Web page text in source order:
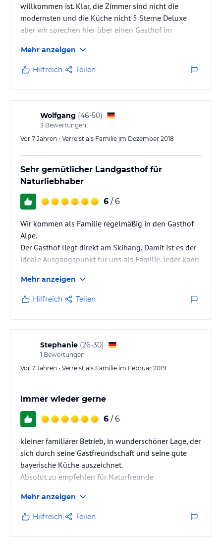
willkommen ist. Klar, die Zimmer sind nicht die
modernsten und die Küche nicht 5 Sterne Deluxe
aber wir sprechen hier über einen Gasthof im
wieder wett mit ihrer herzlichen Art und dem „Zu-
Hause-Gefühl“.
Mehr anzeigen
Hilfreich Teilen
Wolfgang (46-50)
3 Bewertungen
Vor 7 Jahren • Verreist als Familie im Dezember 2018
Sehr gemütlicher Landgasthof für
Naturliebhaber
6 / 6
Wir kommen als Familie regelmäßig in den Gasthof
Alpe.
Der Gasthof liegt direkt am Skihang, Damit ist es der
ideale Ausgangspunkt für uns als Familie. Jeder kann
müde ist, dann kann er im Gasthof einkehren.
Das Essen schmeckt spitze und das Preis-
Leistungsverhältnis sensationell.
Die Zimmer sind ausreichend gut eingerichtet. Ich
schlafe immer ausgesprochen gut auf über 1100
Metern.
Auch für Goldsteigwanderer empfehlenswert - der
Gasthof liegt direkt am…
Mehr anzeigen
Hilfreich Teilen
Stephanie (26-30)
1 Bewertungen
Vor 7 Jahren • Verreist als Familie im Februar 2019
Immer wieder gerne
6 / 6
kleiner familiärer Betrieb, in wunderschöner Lage, der
sich durch seine Gastfreundschaft und seine gute
bayerische Küche auszeichnet.
Absolut zu empfehlen für Naturfreunde
Mehr anzeigen
Hilfreich Teilen